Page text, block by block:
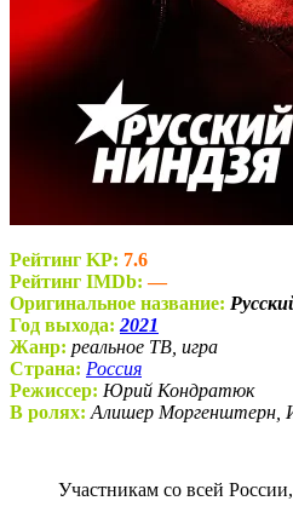
Рейтинг KP: 7.6
Рейтинг IMDb: —
Оригинальное название:
Год выхода: 2021
Жанр: реальное ТВ, игра
Страна: Россия
Режиссер: Юрий Кондратюк
В ролях: Алишер Моргенштерн,
Участникам со всей